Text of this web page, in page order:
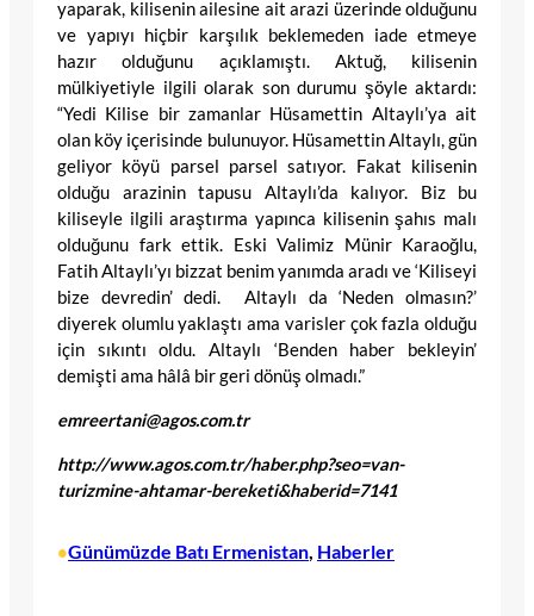
yaparak, kilisenin ailesine ait arazi üzerinde olduğunu
ve yapıyı hiçbir karşılık beklemeden iade etmeye
hazır olduğunu açıklamıştı. Aktuğ, kilisenin
mülkiyetiyle ilgili olarak son durumu şöyle aktardı:
“Yedi Kilise bir zamanlar Hüsamettin Altaylı’ya ait
olan köy içerisinde bulunuyor. Hüsamettin Altaylı, gün
geliyor köyü parsel parsel satıyor. Fakat kilisenin
olduğu arazinin tapusu Altaylı’da kalıyor. Biz bu
kiliseyle ilgili araştırma yapınca kilisenin şahıs malı
olduğunu fark ettik. Eski Valimiz Münir Karaoğlu,
Fatih Altaylı’yı bizzat benim yanımda aradı ve ‘Kiliseyi
bize devredin’ dedi. Altaylı da ‘Neden olmasın?’
diyerek olumlu yaklaştı ama varisler çok fazla olduğu
için sıkıntı oldu. Altaylı ‘Benden haber bekleyin’
demişti ama hâlâ bir geri dönüş olmadı.”
emreertani@agos.com.tr
http://www.agos.com.tr/haber.php?seo=van-
turizmine-ahtamar-bereketi&haberid=7141
•Günümüzde Batı Ermenistan, Haberler